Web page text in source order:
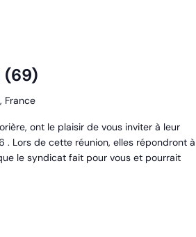
(69)
France
ont le plaisir de vous inviter à leur
. Lors de cette réunion, elles répondront à
le syndicat fait pour vous et pourrait